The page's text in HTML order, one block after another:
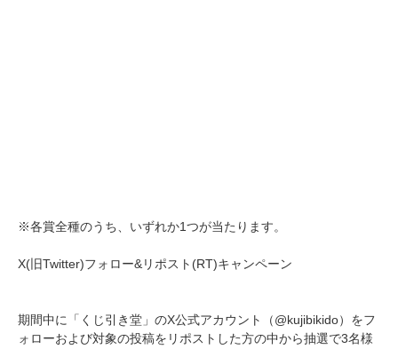
※各賞全種のうち、いずれか1つが当たります。
X(旧Twitter)フォロー&リポスト(RT)キャンペーン
期間中に「くじ引き堂」のX公式アカウント（@kujibikido）をフ
ォローおよび対象の投稿をリポストした方の中から抽選で3名様